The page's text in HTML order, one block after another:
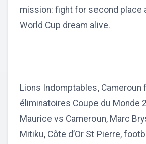
mission: fight for second place
World Cup dream alive.
Lions Indomptables, Cameroun
éliminatoires Coupe du Monde
Maurice vs Cameroun, Marc
Mitiku, Côte d’Or St Pierre,